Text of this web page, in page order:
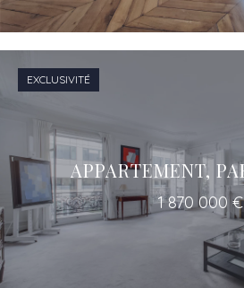
Un accès à tous les
APPARTEMENT,
1 870 000 €
EXCLUSIVITÉ